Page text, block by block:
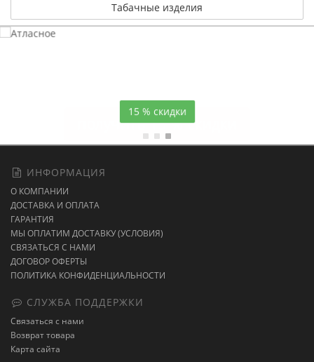
Табачные изделия
15 % скидки
ИНФОРМАЦИЯ
О КОМПАНИИ
ДОСТАВКА И ОПЛАТА
ГАРАНТИЯ
МЫ ОПЛАТИМ ДОСТАВКУ (УСЛОВИЯ)
СВЯЗАТЬСЯ С НАМИ
ДОГОВОР ОФЕРТЫ
ПОЛИТИКА КОНФИДЕНЦИАЛЬНОСТИ
СЛУЖБА ПОДДЕРЖКИ
Связаться с нами
Возврат товара
Карта сайта